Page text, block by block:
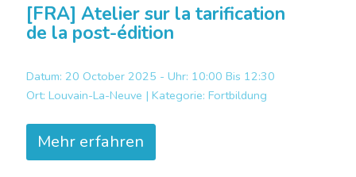
[FRA] Atelier sur la tarification
de la post-édition
Datum: 20 October 2025 - Uhr: 10:00 Bis 12:30
Ort: Louvain-La-Neuve | Kategorie: Fortbildung
Mehr erfahren